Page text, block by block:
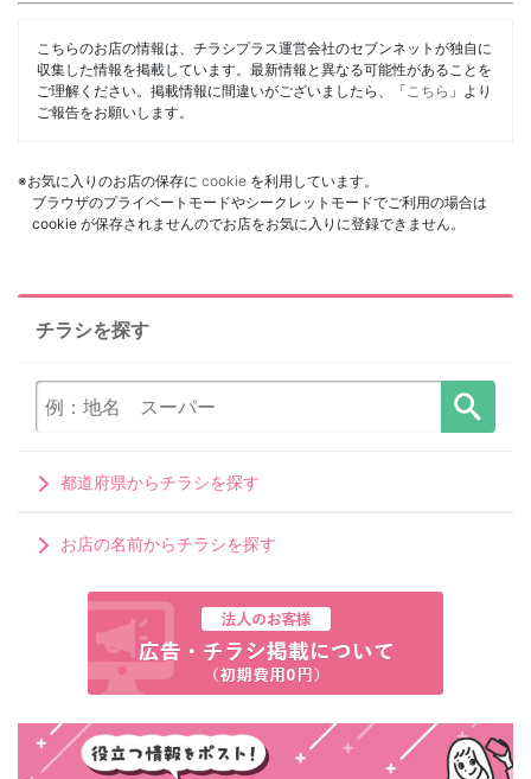
こちらのお店の情報は、チラシプラス運営会社のセブンネットが独自に
収集した情報を掲載しています。最新情報と異なる可能性があることを
ご理解ください。掲載情報に間違いがございましたら、「 こちら 」より
ご報告をお願いします。
※お気に入りのお店の保存に cookie を利用しています。
ブラウザのプライベートモードやシークレットモードでご利用の場合は
cookie が保存されませんのでお店をお気に入りに登録できません。
チラシを探す
都道府県からチラシを探す
お店の名前からチラシを探す